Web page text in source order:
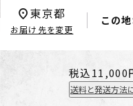
この
東京都
お届け先を変更
税込11,000
送料と発送方法